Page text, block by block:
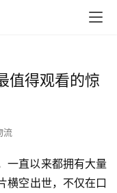
值得观看的惊
流
一直以来都拥有大量
横空出世，不仅在口